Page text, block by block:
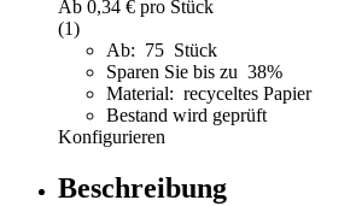
Ab 0,34 € pro Stück
(1)
Ab: 75 Stück
Sparen Sie bis zu 38%
Material: recyceltes Papier
Bestand wird geprüft
Konfigurieren
Beschreibung